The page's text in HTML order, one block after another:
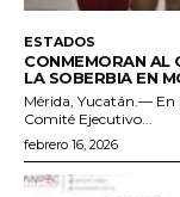
ESTADOS
CONMEMORAN AL
LA SOBERBIA EN
Mérida, Yucatán.— En
Comité Ejecutivo...
febrero 16, 2026